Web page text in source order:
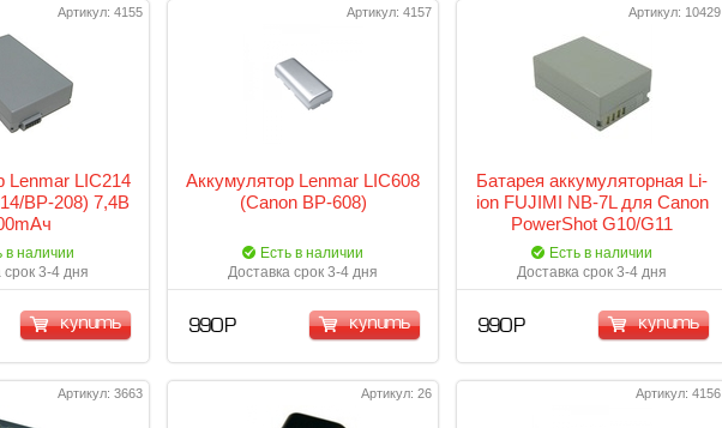
Артикул: 4155
Lenmar LIC214
BP-208) 7,4В
в наличии
срок 3-4 дня
купить
Артикул: 4157
Аккумулятор Lenmar LIC608
(Canon BP-608)
Есть в наличии
Доставка срок 3-4 дня
990 Р купить
Артикул: 10429
Батарея аккумуляторная Li-
ion FUJIMI NB-7L для Canon
PowerShot G10/G11
Есть в наличии
Доставка срок 3-4 дня
990 Р купить
Артикул: 3663 Артикул: 26 Артикул: 4156